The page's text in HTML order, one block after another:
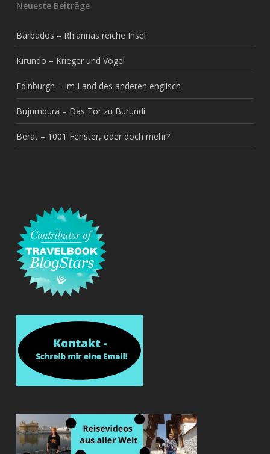
Neueste Beiträge
Barbados – Rhiannas reiche Insel
Kirundo – Krieger und Vögel
Edinburgh – Im Land des anderen englisch
Bujumbura – Das Tor zu Burundi
Berat – 1001 Fenster, oder doch mehr?